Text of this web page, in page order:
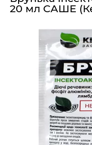
20 мл САШЕ